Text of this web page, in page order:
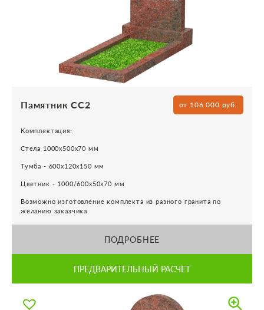
Памятник СС2 от 106 000 руб.
Комплектация:
Стела 1000х500х70 мм
Тумба - 600х120х150 мм
Цветник - 1000/600х50х70 мм
Возможно изготовление комплекта из разного гранита по
желанию заказчика
ПОДРОБНЕЕ
ПРЕДВАРИТЕЛЬНЫЙ РАСЧЕТ